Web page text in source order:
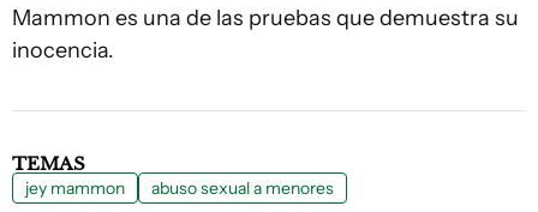
Mammon es una de las pruebas que demuestra su
inocencia.
TEMAS
jey mammon abuso sexual a menores